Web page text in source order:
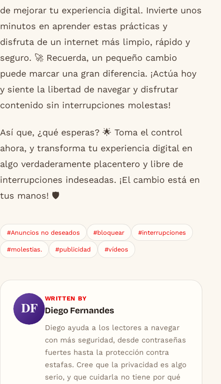
de mejorar tu experiencia digital. Invierte unos
minutos en aprender estas prácticas y
disfruta de un internet más limpio, rápido y
seguro. 🚀 Recuerda, un pequeño cambio
puede marcar una gran diferencia. ¡Actúa hoy
y siente la libertad de navegar y disfrutar
contenido sin interrupciones molestas!
Así que, ¿qué esperas? 🌟 Toma el control
ahora, y transforma tu experiencia digital en
algo verdaderamente placentero y libre de
interrupciones indeseadas. ¡El cambio está en
tus manos! 🛡️
#Anuncios no deseados #bloquear #interrupciones
#molestias. #publicidad #vídeos
DF
WRITTEN BY
Diego Fernandes
Diego ayuda a los lectores a navegar
con más seguridad, desde contraseñas
fuertes hasta la protección contra
estafas. Cree que la privacidad es algo
serio, y que cuidarla no tiene por qué